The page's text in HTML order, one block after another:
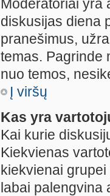
Moderatoriai yra
diskusijas diena
pranešimus,
temas. Pagrinde
nuo temos,
Į viršų
Kas yra
Kai kurie
Kiekvienas
kiekvienai
labai palengvina